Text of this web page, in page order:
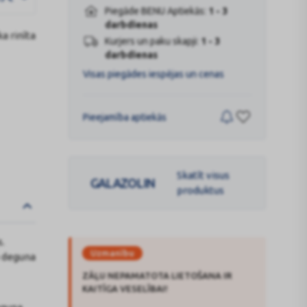
rinīta
Piegāde BENU Aptiekās: 1 - 3
darbdienas
Kurjers un paku skapji: 1 - 3
darbdienas
Visas piegādes iespējas un cenas
Pieejamība aptiekās
GALAZOLIN
Skatīt visus
produktus
Uzmanību
ZĀĻU NEPAMATOTA LIETOŠANA IR
KAITĪGA VESELĪBAI!